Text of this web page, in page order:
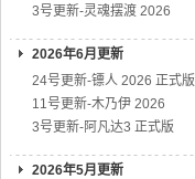
3号更新-灵魂摆渡 2026
2026年6月更新
24号更新-镖人 2026 正式版
11号更新-木乃伊 2026
3号更新-阿凡达3 正式版
2026年5月更新